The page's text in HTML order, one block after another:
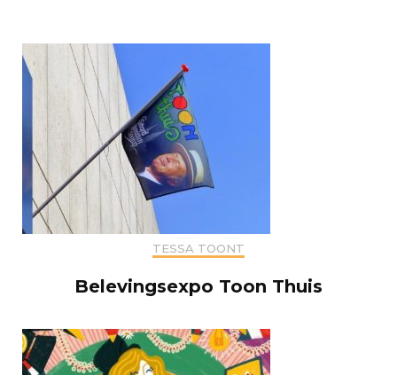
TESSA TOONT
Belevingsexpo Toon Thuis